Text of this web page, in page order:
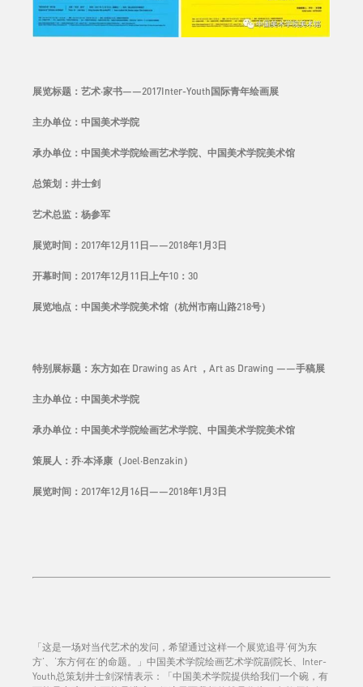
展览标题：艺术·家书——2017Inter-Youth国际青年绘画展
主办单位：中国美术学院
承办单位：中国美术学院绘画艺术学院、中国美术学院美术馆
总策划：井士剑
艺术总监：杨参军
展览时间：2017年12月11日——2018年1月3日
开幕时间：2017年12月11日上午10：30
展览地点：中国美术学院美术馆（杭州市南山路218号）
特别展标题：东方如在 Drawing as Art ，Art as Drawing ——手稿展
主办单位：中国美术学院
承办单位：中国美术学院绘画艺术学院、中国美术学院美术馆
策展人：乔·本泽康（Joel·Benzakin）
展览时间：2017年12月16日——2018年1月3日
「这是一场对当代艺术的发问，希望通过这样一个展览追寻‘何为东
方’、‘东方何在’的命题。」中国美术学院绘画艺术学院副院长、Inter-
Youth总策划井士剑深情表示：「中国美术学院提供给我们一个碗，有